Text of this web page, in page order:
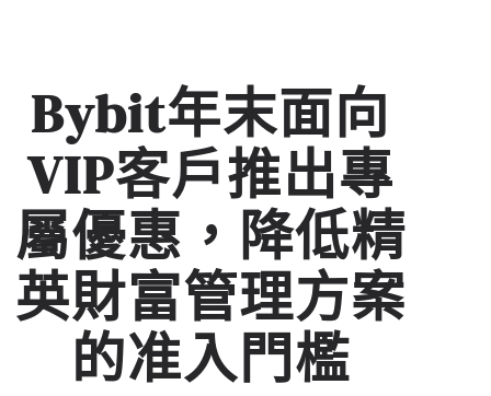
Bybit年末面向
VIP客戶推出專
屬優惠，降低精
英財富管理方案
的准入門檻